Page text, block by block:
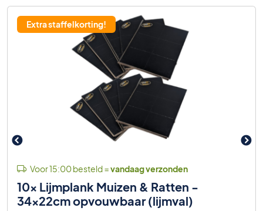
Extra staffelkorting!
Voor 15:00 besteld =vandaag verzonden
10x Lijmplank Muizen & Ratten -
34x22cm opvouwbaar (lijmval)